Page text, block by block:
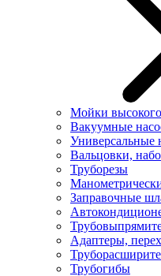
Мойки
Вакуумные
Универсальные
Вальцовки,
Труборезы
Заправочные
Адаптеры,
Трубогибы